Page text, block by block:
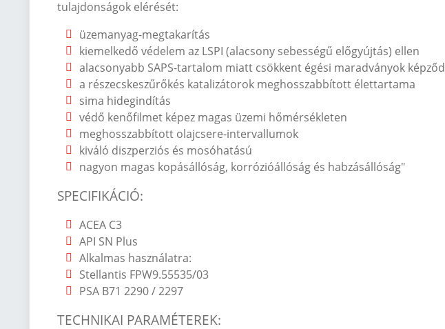
tulajdonságok elérését:
üzemanyag-megtakarítás
kiemelkedő védelem az LSPI (alacsony sebességű előgyújtás) ellen
alacsonyabb SAPS-tartalom miatt csökkent égési maradványok képződ
a részecskeszűrőkés katalizátorok meghosszabbított élettartama
sima hidegindítás
védő kenőfilmet képez magas üzemi hőmérsékleten
meghosszabbított olajcsere-intervallumok
kiváló diszperziós és mosóhatású
nagyon magas kopásállóság, korrózióállóság és habzásállóság"
SPECIFIKÁCIÓ:
ACEA C3
API SN Plus
Alkalmas használatra:
Stellantis FPW9.55535/03
PSA B71 2290 / 2297
TECHNIKAI PARAMÉTEREK: